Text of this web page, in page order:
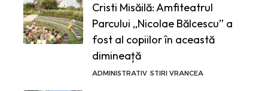
Cristi Misăilă: Amfiteatrul
Parcului „Nicolae Bălcescu” a
fost al copiilor în această
dimineață
ADMINISTRATIV STIRI VRANCEA